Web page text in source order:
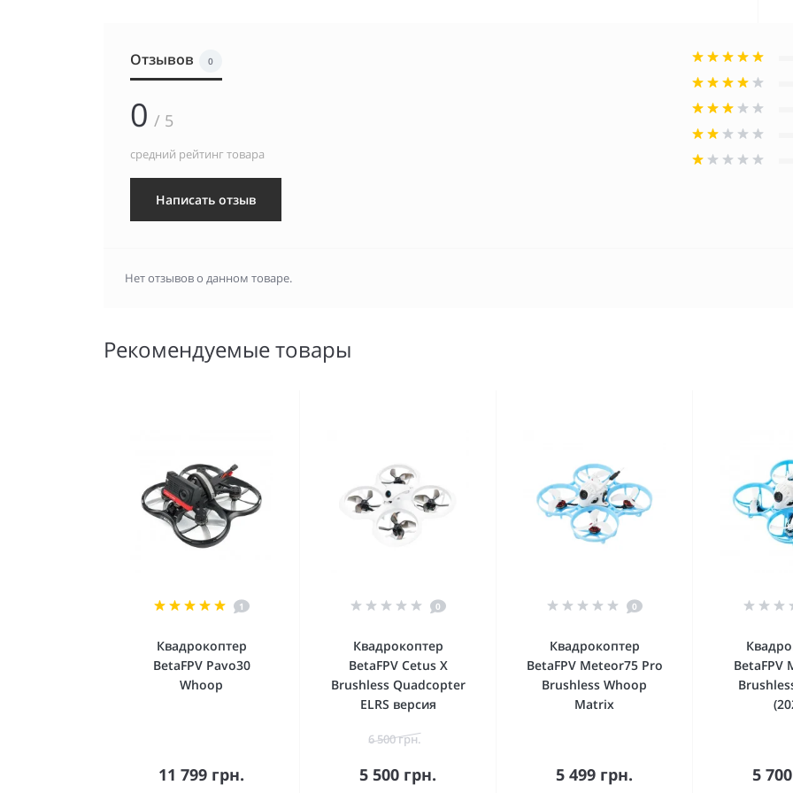
Отзывов 0
0 / 5
средний рейтинг товара
Написать отзыв
Нет отзывов о данном товаре.
Рекомендуемые товары
1
Квадрокоптер
BetaFPV Pavo30
Whoop
11 799 грн.
0
Квадрокоптер
BetaFPV Cetus X
Brushless Quadcopter
ELRS версия
6 500 грн.
5 500 грн.
0
Квадрокоптер
BetaFPV Meteor75 Pro
Brushless Whoop
Matrix
5 499 грн.
BetaFPV
5